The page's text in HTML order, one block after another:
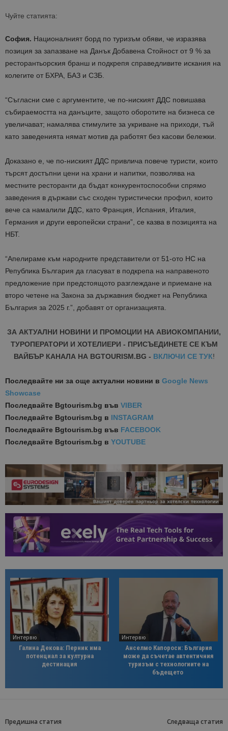
Чуйте статията:
София. Националният борд по туризъм обяви, че изразява
позиция за запазване на Данък Добавена Стойност от 9 % за
ресторантьорския бранш и подкрепя справедливите искания на
колегите от БХРА, БАЗ и СЗБ.
“Съгласни сме с аргументите, че по-ниският ДДС повишава
събираемостта на данъците, защото оборотите на бизнеса се
увеличават; намалява стимулите за укриване на приходи, тъй
като заведенията нямат мотив да работят без касови бележки.
Доказано е, че по-ниският ДДС привлича повече туристи, които
търсят достъпни цени на храни и напитки, позволява на
местните ресторанти да бъдат конкурентоспособни спрямо
заведения в държави със сходен туристически профил, които
вече са намалили ДДС, като Франция, Испания, Италия,
Германия и други европейски страни”, се казва в позицията на
НБТ.
“Апелираме към народните представители от 51-ото НС на
Република България да гласуват в подкрепа на направеното
предложение при предстоящото разглеждане и приемане на
второ четене на Закона за държавния бюджет на Република
България за 2025 г.”, добавят от организацията.
ЗА АКТУАЛНИ НОВИНИ И ПРОМОЦИИ НА АВИОКОМПАНИИ,
ТУРОПЕРАТОРИ И ХОТЕЛИЕРИ - ПРИСЪЕДИНЕТЕ СЕ КЪМ
ВАЙБЪР КАНАЛА НА BGTOURISM.BG - ВКЛЮЧИ СЕ ТУК!
Последвайте ни за още актуални новини в Google News
Showcase
Последвайте Bgtourism.bg във VIBER
Последвайте Bgtourism.bg в INSTAGRAM
Последвайте Bgtourism.bg във FACEBOOK
Последвайте Bgtourism.bg в YOUTUBE
Интервю
Галина Декова: Перник има
потенциал за културна
дестинация
Интервю
Анселмо Капороси: България
може да съчетае автентичния
туризъм с технологиите на
бъдещето
Предишна статия Следваща статия